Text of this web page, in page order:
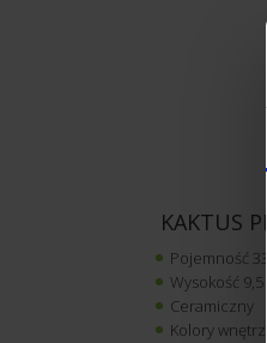
KAKTUS
Pojemność
Wysokość 9,5
Ceramiczny
Kolory